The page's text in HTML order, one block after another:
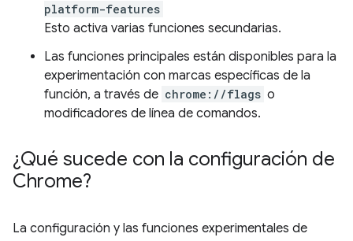
platform-features
Esto activa varias funciones secundarias.
Las funciones principales están disponibles para la
experimentación con marcas específicas de la
función, a través de chrome://flags o
modificadores de línea de comandos.
¿Qué sucede con la configuración de
Chrome?
La configuración y las funciones experimentales de